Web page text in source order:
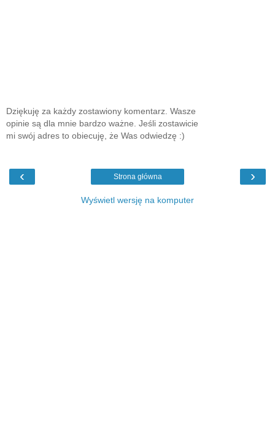
Dziękuję za każdy zostawiony komentarz. Wasze
opinie są dla mnie bardzo ważne. Jeśli zostawicie
mi swój adres to obiecuję, że Was odwiedzę :)
‹ ›
Strona główna
Wyświetl wersję na komputer